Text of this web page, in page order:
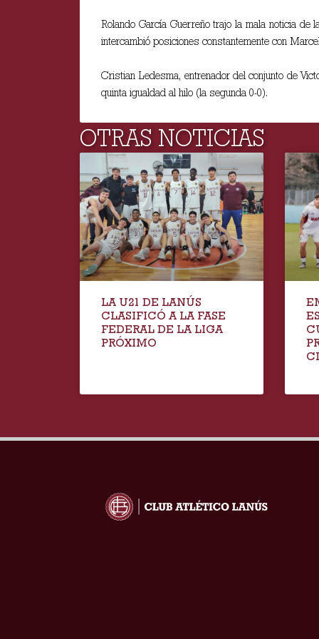
Rolando García Guerreño trajo la mala noticia
intercambió posiciones constantemente con
Cristian Ledesma, entrenador del conjunto de
quinta igualdad al hilo (la segunda 0-0).
OTRAS NOTICIAS
LA U21 DE LANÚS
CLASIFICÓ A LA FASE
FEDERAL DE LA LIGA
PRÓXIMO